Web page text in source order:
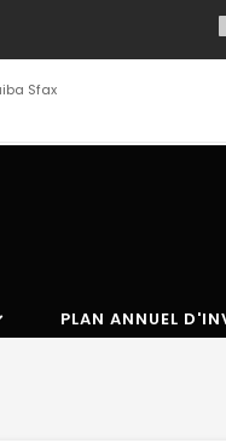
Sfax
PLAN ANNUEL